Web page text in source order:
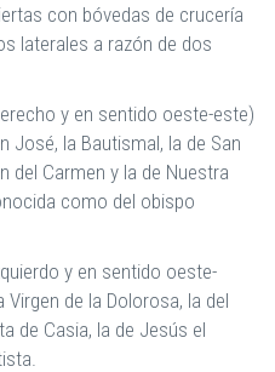
con bóvedas de crucería
laterales a razón de dos
y en sentido oeste-este)
José, la Bautismal, la de San
del Carmen y la de Nuestra
como del obispo
y en sentido oeste-
de la Dolorosa, la del
de Casia, la de Jesús el